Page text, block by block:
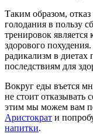
Таким образом,
голодания в пользу
тренировок
здорового
радикализм в диетах
последствиям для
Вокруг еды въется
не стоит отказывать
этим мы можем вам
Аристократ и
напитки.